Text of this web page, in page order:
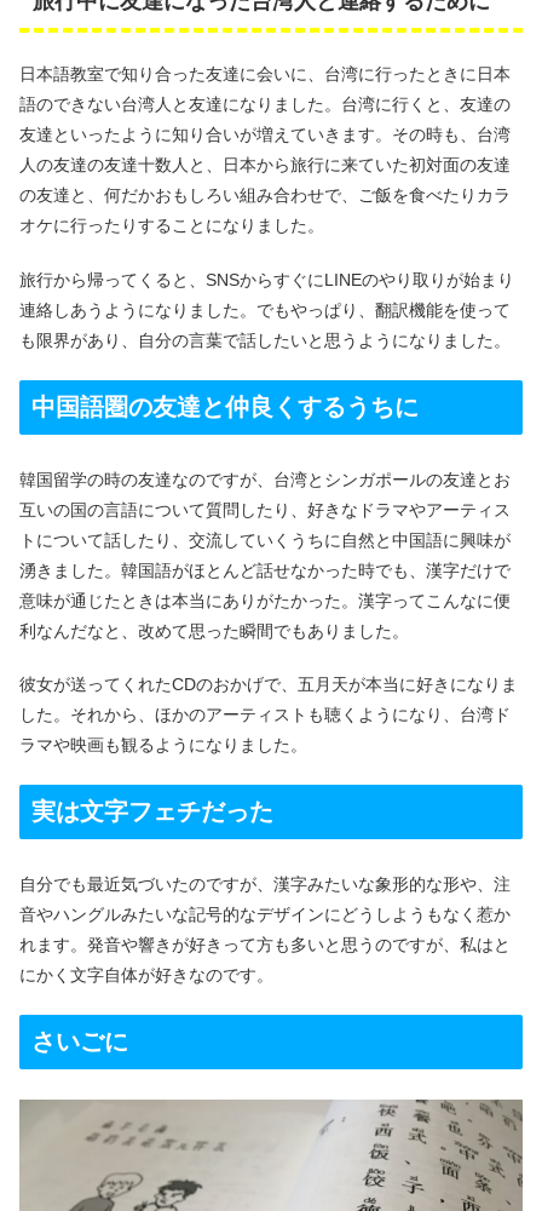
日本語教室で知り合った友達に会いに、台湾に行ったときに日本
語のできない台湾人と友達になりました。台湾に行くと、友達の
友達といったように知り合いが増えていきます。その時も、台湾
人の友達の友達十数人と、日本から旅行に来ていた初対面の友達
の友達と、何だかおもしろい組み合わせで、ご飯を食べたりカラ
オケに行ったりすることになりました。
旅行から帰ってくると、SNSからすぐにLINEのやり取りが始まり
連絡しあうようになりました。でもやっぱり、翻訳機能を使って
も限界があり、自分の言葉で話したいと思うようになりました。
中国語圏の友達と仲良くするうちに
韓国留学の時の友達なのですが、台湾とシンガポールの友達とお
互いの国の言語について質問したり、好きなドラマやアーティス
トについて話したり、交流していくうちに自然と中国語に興味が
湧きました。韓国語がほとんど話せなかった時でも、漢字だけで
意味が通じたときは本当にありがたかった。漢字ってこんなに便
利なんだなと、改めて思った瞬間でもありました。
彼女が送ってくれたCDのおかげで、五月天が本当に好きになりま
した。それから、ほかのアーティストも聴くようになり、台湾ド
ラマや映画も観るようになりました。
実は文字フェチだった
自分でも最近気づいたのですが、漢字みたいな象形的な形や、注
音やハングルみたいな記号的なデザインにどうしようもなく惹か
れます。発音や響きが好きって方も多いと思うのですが、私はと
にかく文字自体が好きなのです。
さいごに